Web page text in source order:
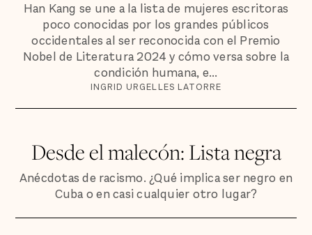
Han Kang se une a la lista de mujeres escritoras
poco conocidas por los grandes públicos
occidentales al ser reconocida con el Premio
Nobel de Literatura 2024 y cómo versa sobre la
condición humana, e...
INGRID URGELLES LATORRE
Desde el malecón: Lista negra
Anécdotas de racismo. ¿Qué implica ser negro en
Cuba o en casi cualquier otro lugar?